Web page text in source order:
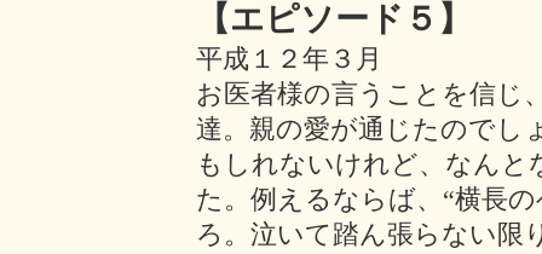
【エピソード５】
平成１２年３月
お医者様の言うことを信じ
達。親の愛が通じたのでし
もしれないけれど、なん
た。例えるならば、“横長
ろ。泣いて踏ん張らない限